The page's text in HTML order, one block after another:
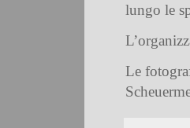
lungo le
Le